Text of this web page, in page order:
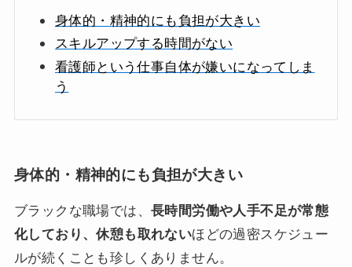
身体的・精神的にも負担が大きい
スキルアップする時間がない
看護師という仕事自体が嫌いになってしま
う
身体的・精神的にも負担が大きい
ブラックな職場では、 長時間労働や人手不足が常態
化しており、休憩も取れないほどの過密スケジュー
ルが続くことも珍しくありません。